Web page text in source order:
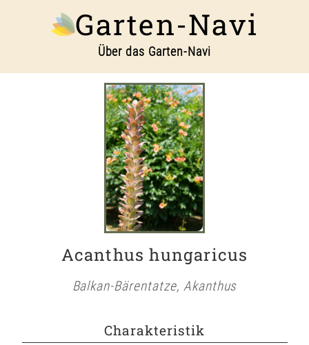
Garten-Navi
Über das Garten-Navi
Acanthus hungaricus
Balkan-Bärentatze, Akanthus
Charakteristik